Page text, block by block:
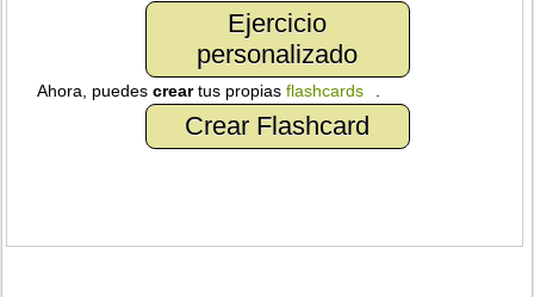
Ejercicio
personalizado
Ahora, puedescreartus propiasflashcards .
Crear Flashcard